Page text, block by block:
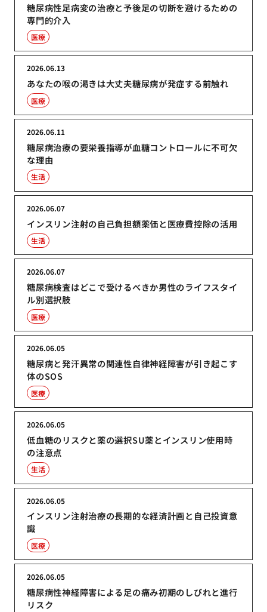
糖尿病性足病変の治療と予後足の切断を避けるための
専門的介入
医療
あなたの喉の渇きは大丈夫糖尿病が発症する前触れ
2026.06.13
医療
糖尿病治療の要栄養指導が血糖コントロールに不可欠
な理由
2026.06.11
生活
インスリン注射の自己負担額薬価と医療費控除の活用
2026.06.07
生活
糖尿病検査はどこで受けるべきか男性のライフスタイ
ル別選択肢
2026.06.07
医療
糖尿病と発汗異常の関連性自律神経障害が引き起こす
体のSOS
2026.06.05
医療
低血糖のリスクと薬の選択SU薬とインスリン使用時
の注意点
2026.06.05
生活
インスリン注射治療の長期的な経済計画と自己投資意
識
2026.06.05
医療
糖尿病性神経障害による足の痛み初期のしびれと進行
リスク
2026.06.05